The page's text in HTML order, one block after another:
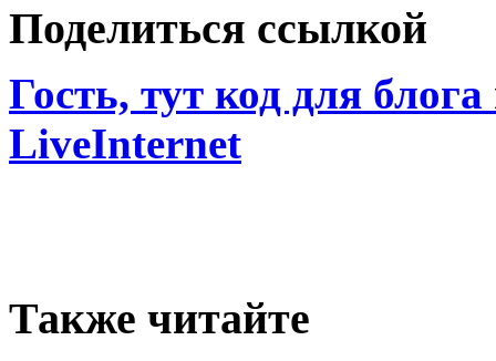
Поделиться ссылкой
Гость, тут код для
LiveInternet
Также читайте